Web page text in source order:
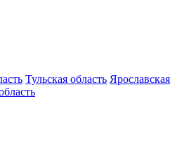
Тульская область Ярославская